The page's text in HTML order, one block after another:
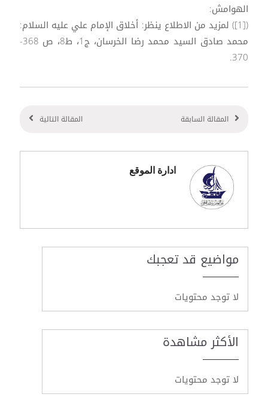
الهوامش:
([1]) لمزيد من الاطلاع ينظر: أخلاق الإمام علي عليه السلام:
محمد صادق السيد محمد رضا الخرسان، ج1، ط8، ص 368-
370.
المقالة السابقة المقالة التالية
ادارة الموقع
مواضيع قد تعجبك
لا توجد محتويات
الأكثر مشاهدة
لا توجد محتويات